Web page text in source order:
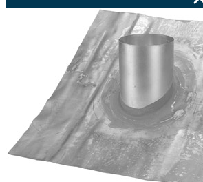
Assortiment
Oplossingen
Downloads
Academy